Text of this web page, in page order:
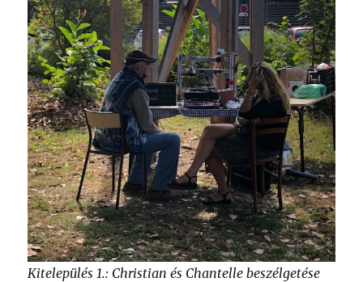
Kitelepülés 1.: Christian és Chantelle beszélgetése